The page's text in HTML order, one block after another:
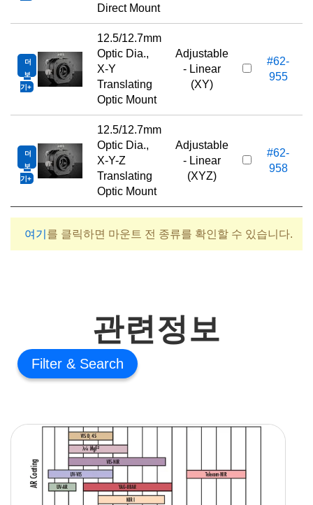
Direct Mount
더
보
기
12.5/12.7mm
Optic Dia.,
X-Y
Translating
Optic Mount
Adjustable
- Linear
(XY)
#62-
955
더
보
기
12.5/12.7mm
Optic Dia.,
X-Y-Z
Translating
Optic Mount
Adjustable
- Linear
(XYZ)
#62-
958
여기 를 클릭하면 마운트 전 종류를 확인할 수 있습니다.
관련정보
Filter